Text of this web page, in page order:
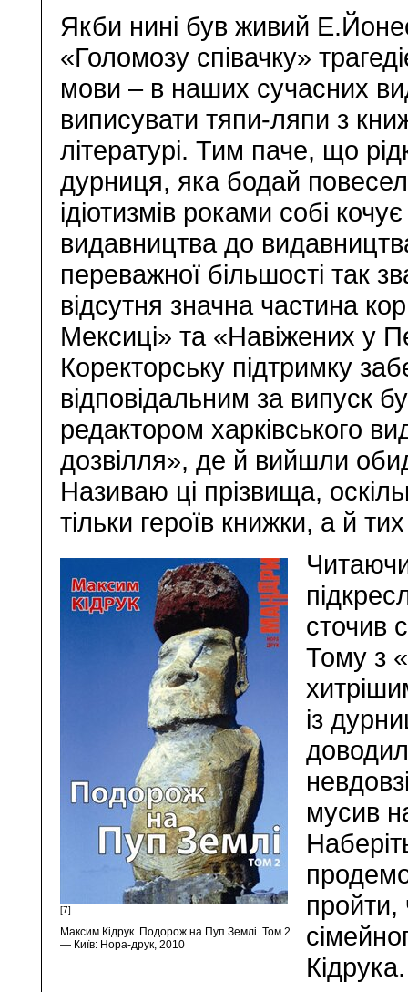
Якби нині був живий
«Голомозу співачку»
мови – в наших сучасних
виписувати тяпи-ляпи з
літературі. Тим паче, що
дурниця, яка бодай
ідіотизмів роками собі
видавництва до
переважної більшості так
відсутня значна частина
Мексиці» та «Навіжених у
Коректорську підтримку
відповідальним за випуск
редактором харківського
дозвілля», де й вийшли
Називаю ці прізвища,
тільки героїв книжки, а й
[7]
Максим Кідрук. Подорож на Пуп Землі. Том 2.
— Київ: Нора-друк, 2010
сточив
Тому з
із
мусив
пройти,
Кідрука.